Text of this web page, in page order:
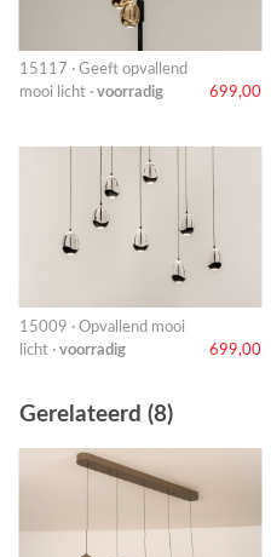
15117 · Geeft opvallend
mooi licht · voorradig 699,00
15009 · Opvallend mooi
licht · voorradig 699,00
Gerelateerd (8)